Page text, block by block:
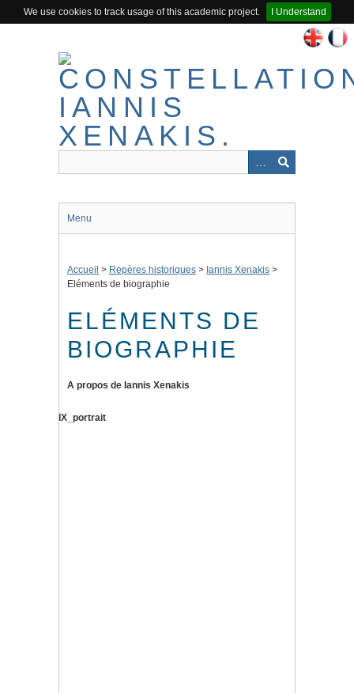
We use cookies to track usage of this academic project.
I Understand
Menu
Accueil > Repères historiques > Iannis Xenakis >
Eléments de biographie
ELÉMENTS DE
BIOGRAPHIE
A propos de Iannis Xenakis